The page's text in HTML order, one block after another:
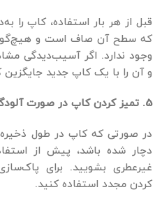
قبل از هر بار استفاده، کاپ
که سطح آن صاف است و
وجود ندارد. اگر آسیب‌دیدگی
و آن را با یک کاپ جدید جایگزین
5. تمیز کردن کاپ در صورت آلودگی
در صورتی که کاپ در طول
دچار شده باشد، پیش از
غیرعطری بشویید. برای
کردن مجدد استفاده کنید.